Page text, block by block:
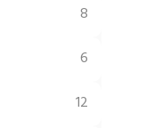
8
6
12